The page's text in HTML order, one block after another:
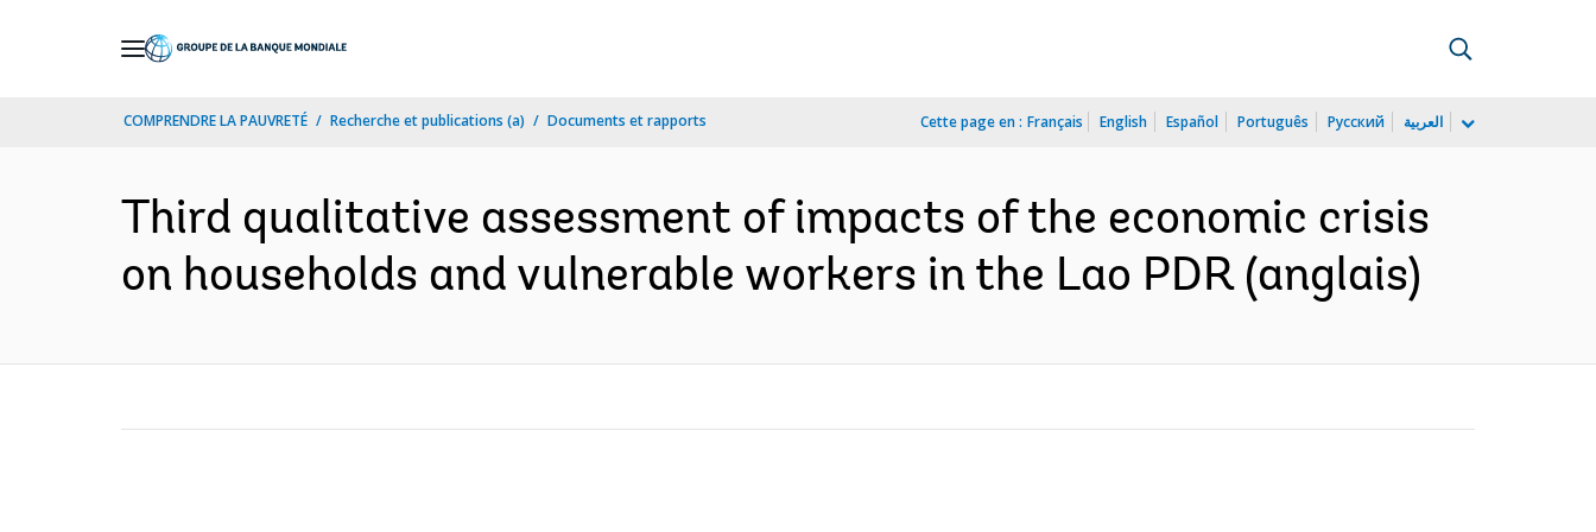
COMPRENDRE LA PAUVRETÉ Recherche et publications (a) Documents et rapports Cette page en : Français English Español Português Русский العربية
Third qualitative assessment of impacts of the economic crisis
on households and vulnerable workers in the Lao PDR (anglais)